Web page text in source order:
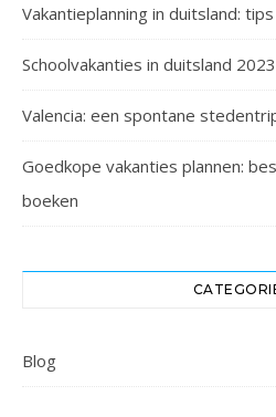
Vakantieplanning in duitsland:
Schoolvakanties in duitsland
Valencia: een spontane
Goedkope vakanties plannen:
boeken
Blog